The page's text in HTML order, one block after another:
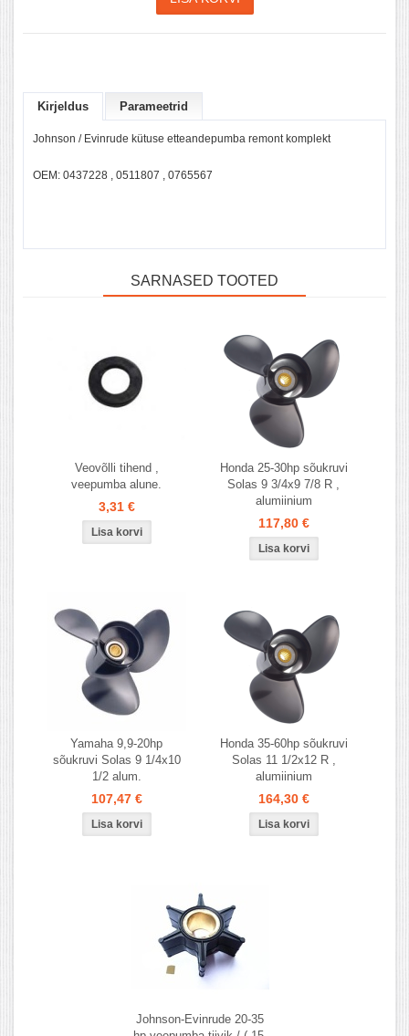
Kirjeldus Parameetrid
Johnson / Evinrude kütuse etteandepumba remont komplekt
OEM: 0437228 , 0511807 , 0765567
SARNASED TOOTED
Veovõlli tihend ,
veepumba alune.
3,31 €
Honda 25-30hp sõukruvi
Solas 9 3/4x9 7/8 R ,
alumiinium
117,80 €
Yamaha 9,9-20hp
sõukruvi Solas 9 1/4x10
1/2 alum.
107,47 €
Honda 35-60hp sõukruvi
Solas 11 1/2x12 R ,
alumiinium
164,30 €
Johnson-Evinrude 20-35